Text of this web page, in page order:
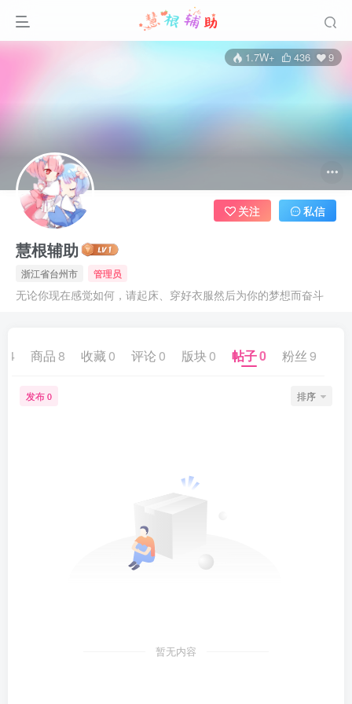
1.7W+ 436 9
慧根辅助
浙江省台州市 管理员
无论你现在感觉如何，请起床、穿好衣服然后为你的梦想而奋斗
关注 私信
44 商品8 收藏 0 评论 0 版块 0 帖子0 粉丝9
发布 0 排序
暂无内容